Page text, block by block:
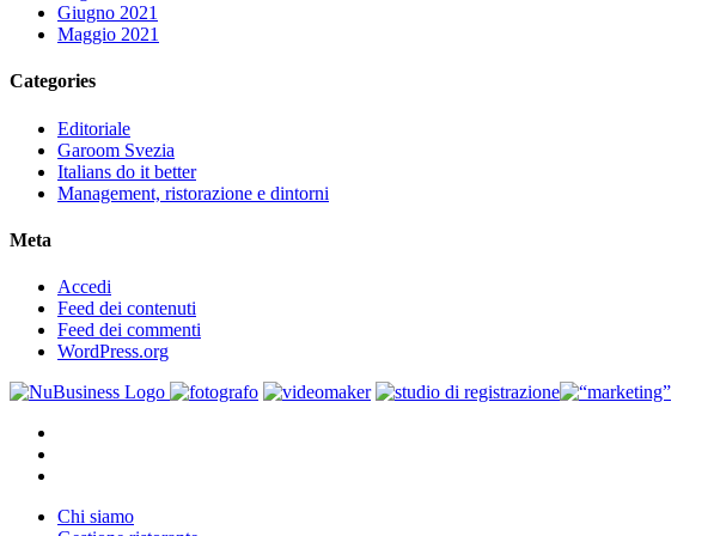
Giugno 2021
Maggio 2021
Categories
Editoriale
Garoom Svezia
Italians do it better
Management, ristorazione e dintorni
Meta
Accedi
Feed dei contenuti
Feed dei commenti
WordPress.org
Close
Chi siamo